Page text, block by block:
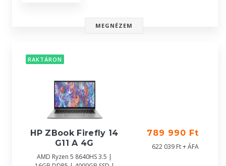
MEGNÉZEM
RAKTÁRON
HP ZBook Firefly 14
G11 A 4G
AMD Ryzen 5 8640HS 3.5 |
789 990 Ft
622 039 Ft + ÁFA